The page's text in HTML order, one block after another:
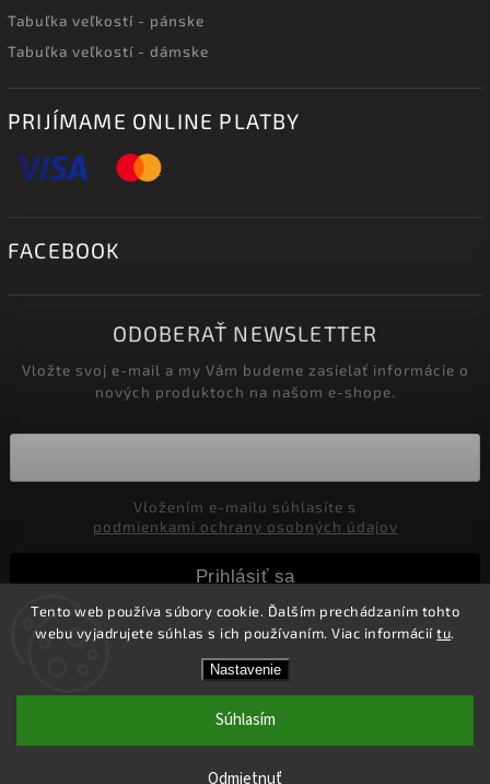
Tento web používa súbory cookie. Ďalším prechádzaním tohto
webu vyjadrujete súhlas s ich používaním. Viac informáciítu.
Nastavenie
Odmietnuť
Súhlasím
Doprava ZDARMA nad 45,- Eur pre SR
Tabuľka veľkostí - pánske
Tabuľka veľkostí - dámske
PRIJÍMAME ONLINE PLATBY
FACEBOOK
ODOBERAŤ NEWSLETTER
Vložte svoj e-mail a my Vám budeme zasielať informácie o
nových produktoch na našom e-shope.
podmienkami ochrany osobných údajov
Prihlásiť sa
Marco Moralli. Všetky práva vyhradené.
Upraviť nastavenie cookies
Shoptet| Design